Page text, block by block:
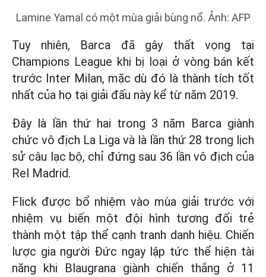
Lamine Yamal có một mùa giải bùng nổ. Ảnh: AFP
Tuy nhiên, Barca đã gây thất vọng tại
Champions League khi bị loại ở vòng bán kết
trước Inter Milan, mặc dù đó là thành tích tốt
nhất của họ tại giải đấu này kể từ năm 2019.
Đây là lần thứ hai trong 3 năm Barca giành
chức vô địch La Liga và là lần thứ 28 trong lịch
sử câu lạc bộ, chỉ đứng sau 36 lần vô địch của
Rel Madrid.
Flick được bổ nhiệm vào mùa giải trước với
nhiệm vụ biến một đội hình tương đối trẻ
thành một tập thể cạnh tranh danh hiệu. Chiến
lược gia người Đức ngay lập tức thể hiện tài
năng khi Blaugrana giành chiến thắng ở 11